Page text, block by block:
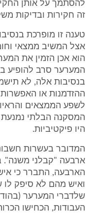
להסתמך על אותן
זה חקירות ובדיקות
טענה זו מופרכת
אצל המשיב ממצאי
הוא אכן הזמין את
המערער סרב להופיע
בנסיבות אלה, לא
ההזדמנות או
לשפע הממצאים
המסקנה הבלתי נמנעת
היו פיקטיביות.
המדובר בעשרות
ארבעה "קבלני משנה".
הארבעה, התברר כי
ואיש מהם לא סיפק לו
שלדברי המערער
העבודות, הכחישו